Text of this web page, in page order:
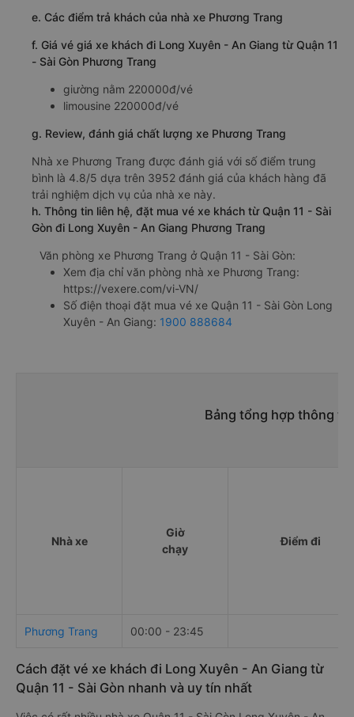
e. Các điểm trả khách của nhà xe Phương Trang
f. Giá vé giá xe khách đi Long Xuyên - An Giang từ Quận 11
- Sài Gòn Phương Trang
giường nằm 220000đ/vé
limousine 220000đ/vé
g. Review, đánh giá chất lượng xe Phương Trang
Nhà xe Phương Trang được đánh giá với số điểm trung
bình là 4.8/5 dựa trên 3952 đánh giá của khách hàng đã
trải nghiệm dịch vụ của nhà xe này.
h. Thông tin liên hệ, đặt mua vé xe khách từ Quận 11 - Sài
Gòn đi Long Xuyên - An Giang Phương Trang
Văn phòng xe Phương Trang ở Quận 11 - Sài Gòn:
Xem địa chỉ văn phòng nhà xe Phương Trang:
https://vexere.com/vi-VN/
Số điện thoại đặt mua vé xe Quận 11 - Sài Gòn Long
Xuyên - An Giang: 1900 888684
Bảng tổng hợp thông
Nhà xe
Giờ
chạy
Điểm đi
Phương Trang 00:00 - 23:45
Cách đặt vé xe khách đi Long Xuyên - An Giang từ
Quận 11 - Sài Gòn nhanh và uy tín nhất